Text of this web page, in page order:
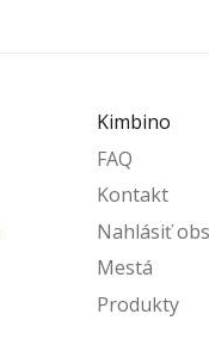
Kimbino
FAQ
Kontakt
Nahlásiť
Mestá
Produkty